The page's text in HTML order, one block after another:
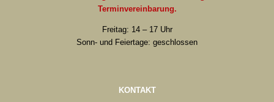
Terminvereinbarung.
Freitag: 14 – 17 Uhr
Sonn- und Feiertage: geschlossen
KONTAKT